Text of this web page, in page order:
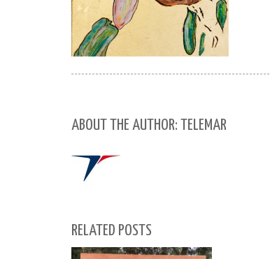
ABOUT THE AUTHOR: TELEMAR
RELATED POSTS